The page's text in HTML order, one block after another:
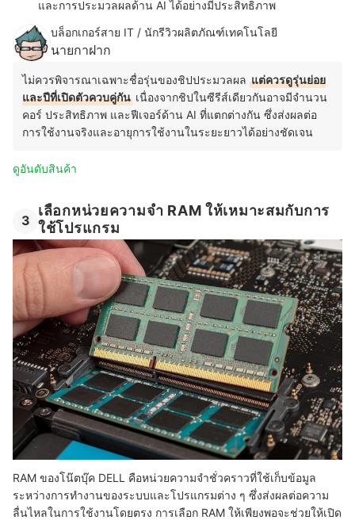
และการประมวลผลด้าน AI ได้อย่างมีประสิทธิภาพ
บล็อกเกอร์สาย IT / นักรีวิวผลิตภัณฑ์เทคโนโลยี
นายกาฝาก
ไม่ควรพิจารณาเฉพาะชื่อรุ่นของชิปประมวลผล แต่ควรดูรุ่นย่อย
และปีที่เปิดตัวควบคู่กัน เนื่องจากชิปในซีรีส์เดียวกันอาจมีจำนวน
คอร์ ประสิทธิภาพ และฟีเจอร์ด้าน AI ที่แตกต่างกัน ซึ่งส่งผลต่อ
การใช้งานจริงและอายุการใช้งานในระยะยาวได้อย่างชัดเจน
ดูอันดับสินค้า
3
เลือกหน่วยความจำ RAM ให้เหมาะสมกับการ
ใช้โปรแกรม
RAM ของโน๊ตบุ๊ค DELL คือหน่วยความจำชั่วคราวที่ใช้เก็บข้อมูล
ระหว่างการทำงานของระบบและโปรแกรมต่าง ๆ ซึ่งส่งผลต่อความ
ลื่นไหลในการใช้งานโดยตรง การเลือก RAM ให้เพียงพอจะช่วยให้เปิด